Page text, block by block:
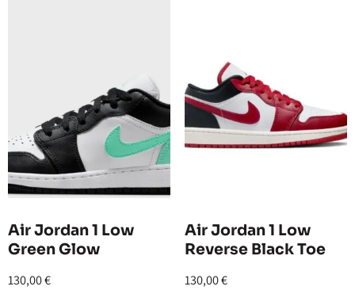
Air Jordan 1 Low
Green Glow
130,00€
Air Jordan 1 Low
Reverse Black Toe
130,00€